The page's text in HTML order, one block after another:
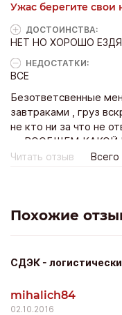
Ужас берегите свои
ДОСТОИНCТВА:
НЕТ НО ХОРОШО
НЕДОСТАТКИ:
ВСЕ
Безответсвенные
завтраками , груз
не кто ни за что не
ну ВООБЩЕМ
КОМПАНИЯ!!!!!!!!!
Читать отзыв
Похожие
СДЭК -
mihalich84
02.10.2016